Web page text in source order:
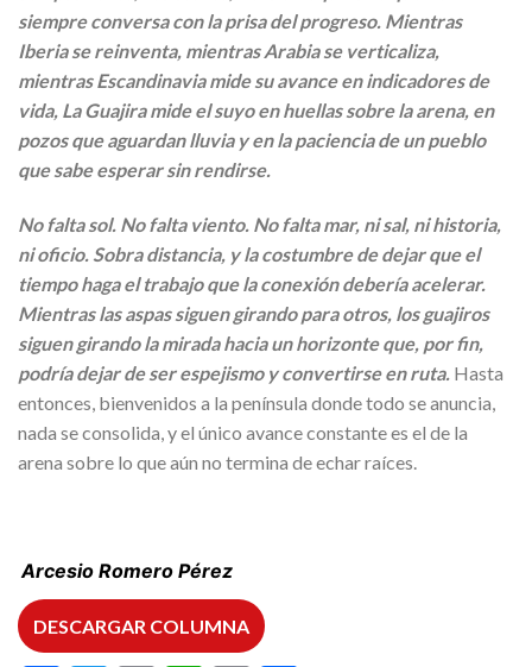
siempre conversa con la prisa del progreso. Mientras
Iberia se reinventa, mientras Arabia se verticaliza,
mientras Escandinavia mide su avance en indicadores de
vida, La Guajira mide el suyo en huellas sobre la arena, en
pozos que aguardan lluvia y en la paciencia de un pueblo
que sabe esperar sin rendirse.
No falta sol. No falta viento. No falta mar, ni sal, ni historia,
ni oficio. Sobra distancia, y la costumbre de dejar que el
tiempo haga el trabajo que la conexión debería acelerar.
Mientras las aspas siguen girando para otros, los guajiros
siguen girando la mirada hacia un horizonte que, por fin,
podría dejar de ser espejismo y convertirse en ruta. Hasta
entonces, bienvenidos a la península donde todo se anuncia,
nada se consolida, y el único avance constante es el de la
arena sobre lo que aún no termina de echar raíces.
Arcesio Romero Pérez
DESCARGAR COLUMNA